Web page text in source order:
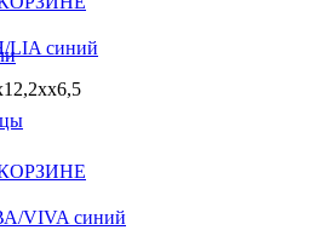
LIA синий
VIVA синий